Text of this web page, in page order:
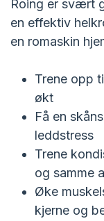
Roing er svært
en effektiv
en romaskin
Trene opp
økt
Få en
leddstress
Trene
og samme
Øke
kjerne og